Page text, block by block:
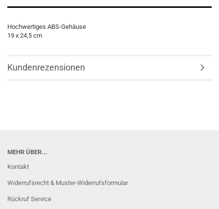
Hochwertiges ABS-Gehäuse
19 x 24,5 cm
Kundenrezensionen
MEHR ÜBER...
Kontakt
Widerrufsrecht & Muster-Widerrufsformular
Rückruf Service